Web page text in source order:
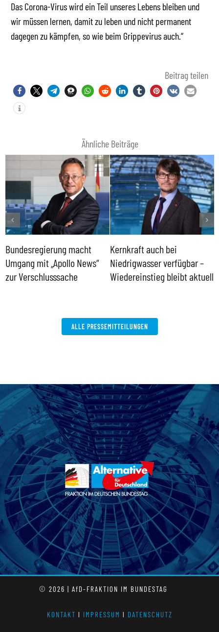
Das Corona-Virus wird ein Teil unseres Lebens bleiben und
wir müssen lernen, damit zu leben und nicht permanent
dagegen zu kämpfen, so wie beim Grippevirus auch.“
Beitrag teilen
Ähnliche Beiträge
Bundesregierung macht
Umgang mit „Apollo News“
zur Verschlusssache
Kernkraft auch bei
Niedrigwasser verfügbar –
Wiedereinstieg bleibt aktuell
ALLE PRESSEMITTEILUNGEN
© 2026 | AfD-FRAKTION IM BUNDESTAG
KONTAKT l IMPRESSUM l DATENSCHUTZ